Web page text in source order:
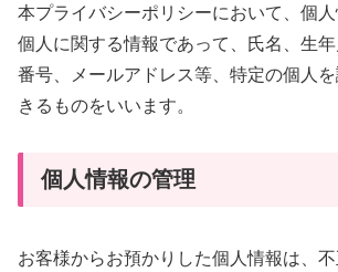
本プライバシーポリシーにおいて、個
個人に関する情報であって、氏名、生
番号、メールアドレス等、特定の個人
きるものをいいます。
個人情報の管理
お客様からお預かりした個人情報は、